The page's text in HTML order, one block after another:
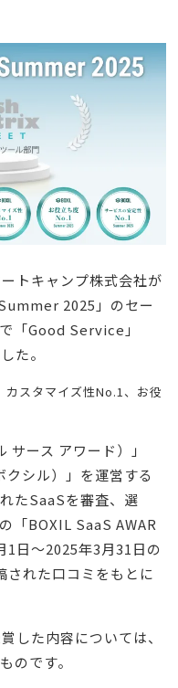
トキャンプ株式会社が
2025」のセー
「Good Service」
た。
スタマイズ性No.1、お役
サース アワード）」
シル）」を運営する
たSaaSを審査、選
「BOXIL SaaS AWAR
日〜2025年3月31日の
された口コミをもとに
た内容については、
のです。